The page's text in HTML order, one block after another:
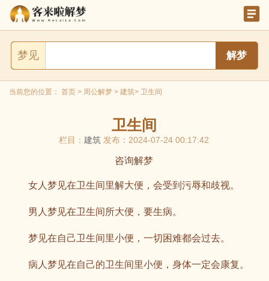
梦见
当前您的位置： 首页 > 周公解梦 > 建筑> 卫生间
卫生间
栏目： 建筑 发布：2024-07-24 00:17:42
咨询解梦
女人梦见在卫生间里解大便，会受到污辱和歧视。
男人梦见在卫生间所大便，要生病。
梦见在自己卫生间里小便，一切困难都会过去。
病人梦见在自己的卫生间里小便，身体一定会康复。